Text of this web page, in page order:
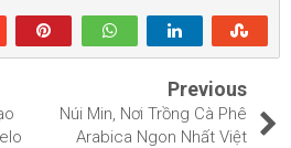
Previous
Núi Min, Nơi Trồng Cà Phê
Arabica Ngon Nhất Việt